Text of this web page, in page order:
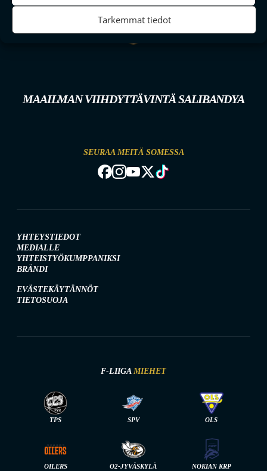
Tarkemmat tiedot
MAAILMAN VIIHDYTTÄVINTÄ SALIBANDYA
SEURAA MEITÄ SOMESSA
YHTEYSTIEDOT
MEDIALLE
YHTEISTYÖKUMPPANIKSI
BRÄNDI
EVÄSTEKÄYTÄNNÖT
TIETOSUOJA
F-LIIGA MIEHET
TPS SPV OLS
OILERS O2-JYVÄSKYLÄ NOKIAN KRP